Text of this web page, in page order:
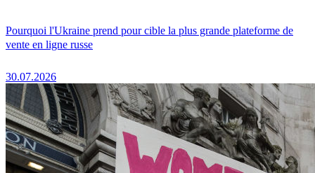
Pourquoi l'Ukraine prend pour cible la plus grande plateforme de
vente en ligne russe
30.07.2026